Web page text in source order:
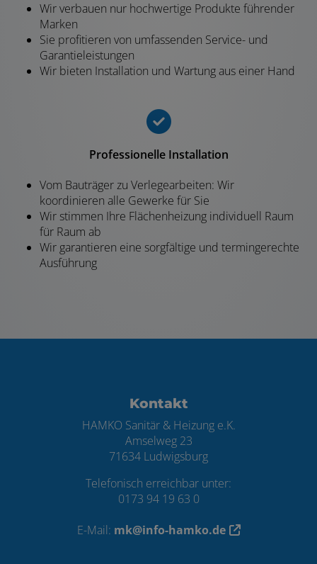
Wir verbauen nur hochwertige Produkte führender
Marken
Sie profitieren von umfassenden Service- und
Garantieleistungen
Wir bieten Installation und Wartung aus einer Hand
Professionelle Installation
Vom Bauträger zu Verlegearbeiten: Wir
koordinieren alle Gewerke für Sie
Wir stimmen Ihre Flächenheizung individuell Raum
für Raum ab
Wir garantieren eine sorgfältige und termingerechte
Ausführung
Kontakt
HAMKO Sanitär & Heizung e.K.
Amselweg 23
71634 Ludwigsburg
Telefonisch erreichbar unter:
0173 94 19 63 0
E-Mail: mk@info-hamko.de